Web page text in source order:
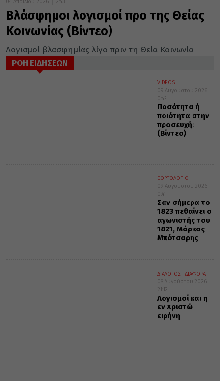
04 Απριλίου 2026 12:43
Βλάσφημοι λογισμοί προ της Θείας
Κοινωνίας (Βίντεο)
Λογισμοί βλασφημίας λίγο πριν τη Θεία Κοινωνία
ΡΟΗ ΕΙΔΗΣΕΩΝ
VIDEOS
09 Αυγούστου 2026
0:42
Ποσότητα ή
ποιότητα στην
προσευχή;
(Βίντεο)
ΕΟΡΤΟΛΟΓΙΟ
09 Αυγούστου 2026
0:41
Σαν σήμερα το
1823 πεθαίνει ο
αγωνιστής του
1821, Μάρκος
Μπότσαρης
ΔΙΑΛΟΓΟΣ
ΔΙΑΦΟΡΑ
08 Αυγούστου 2026
21:12
Λογισμοί και η
εν Χριστώ
ειρήνη